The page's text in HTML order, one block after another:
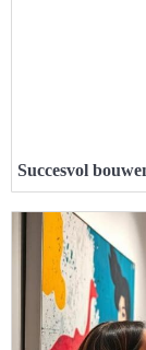
Succesvol